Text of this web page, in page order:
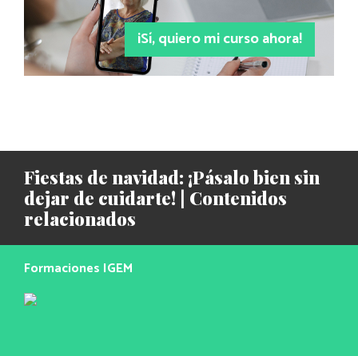
¡Sí, quiero mi curso ahora!
Fiestas de navidad: ¡Pásalo bien sin
dejar de cuidarte! | Contenidos
relacionados
Formaciones IGEM